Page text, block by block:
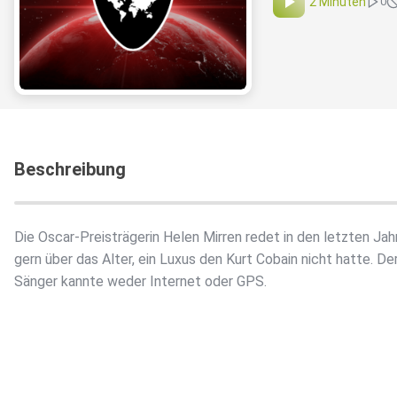
Beschreibung
Die Oscar-Preisträgerin Helen Mirren redet in den letzten
gern über das Alter, ein Luxus den Kurt Cobain nicht hatte.
Sänger kannte weder Internet oder GPS.